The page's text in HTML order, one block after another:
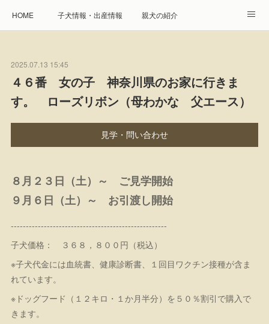
HOME 子犬情報・出産情報 親犬の紹介
遺伝疾患への取り組み Instagram
プレジール親睦会 特定商取引に基づく表記
2025.07.13 15:45
４６番 女の子 神奈川県のお家に行きま
す。 ローズリボン（母わかな 父エース）
見学・問い合わせ
８月２３日（土）～ ご見学開始
９月６日（土）～ お引渡し開始
----------------------------------------------------
子犬価格： ３６８，８００円（税込）
※子犬代金には血統書、健康診断書、１回目ワクチン接種が含ま
れています。
※ドッグフード（１２キロ・１か月半分）を５０％割引で購入で
きます。